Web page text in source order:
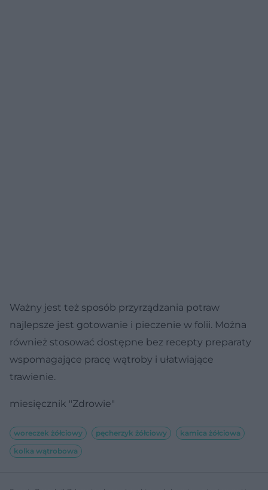
Ważny jest też sposób przyrządzania potraw
najlepsze jest gotowanie i pieczenie w folii. Można
również stosować dostępne bez recepty preparaty
wspomagające pracę wątroby i ułatwiające
trawienie.
miesięcznik "Zdrowie"
woreczek żółciowy pęcherzyk żółciowy
kamica żółciowa
kolka wątrobowa